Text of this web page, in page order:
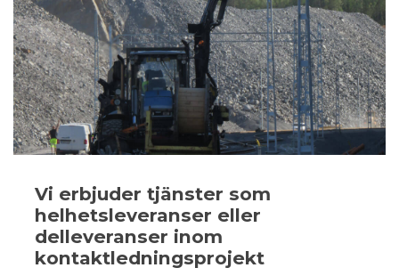
Vi erbjuder tjänster som
helhetsleveranser eller
delleveranser inom
kontaktledningsprojekt